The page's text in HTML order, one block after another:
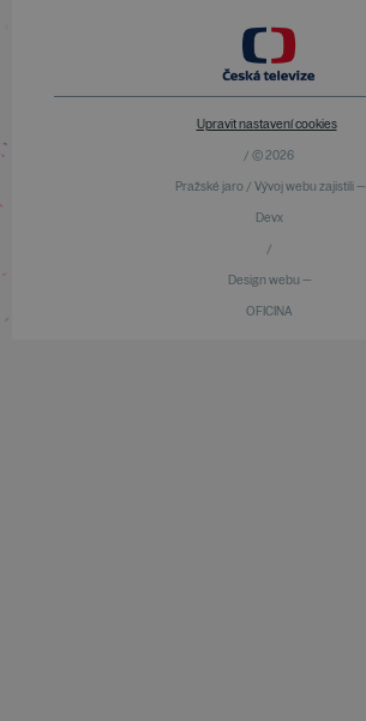
Upravit nastavení cookies
/ © 2026
Pražské jaro / Vývoj webu zajistili —
Devx
/
Design webu —
OFICINA